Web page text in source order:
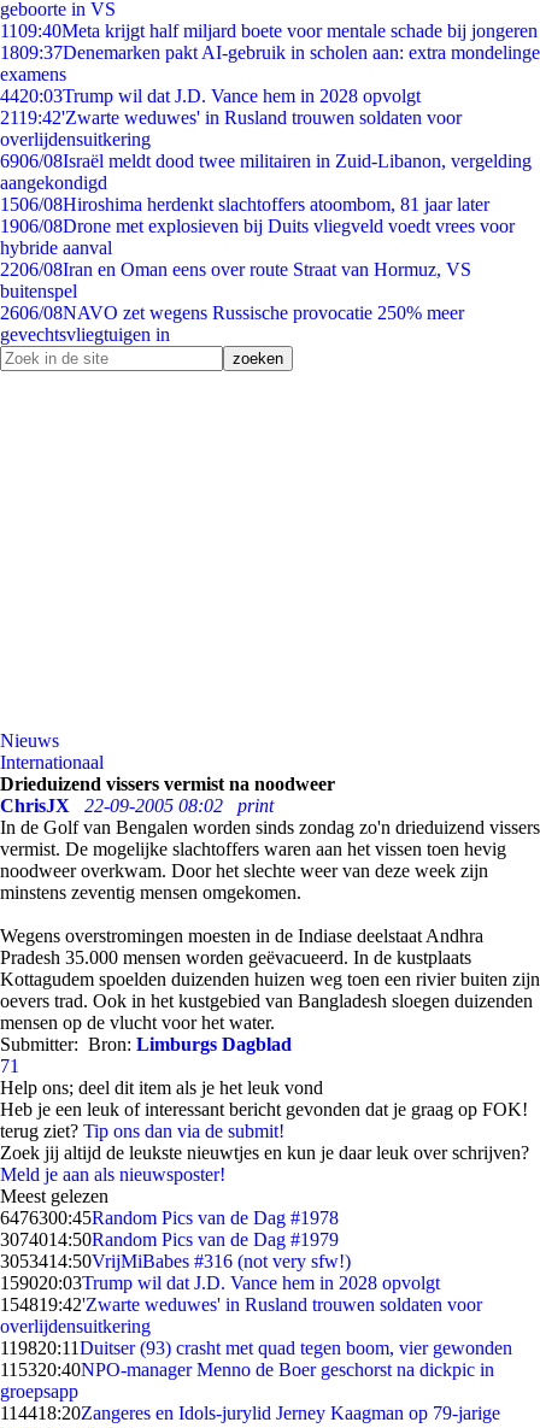
geboorte in VS
1109:40Meta krijgt half miljard boete voor mentale schade bij jongeren
1809:37Denemarken pakt AI-gebruik in scholen aan: extra mondelinge
examens
4420:03Trump wil dat J.D. Vance hem in 2028 opvolgt
2119:42'Zwarte weduwes' in Rusland trouwen soldaten voor
overlijdensuitkering
6906/08Israël meldt dood twee militairen in Zuid-Libanon, vergelding
aangekondigd
1506/08Hiroshima herdenkt slachtoffers atoombom, 81 jaar later
1906/08Drone met explosieven bij Duits vliegveld voedt vrees voor
hybride aanval
2206/08Iran en Oman eens over route Straat van Hormuz, VS
buitenspel
2606/08NAVO zet wegens Russische provocatie 250% meer
gevechtsvliegtuigen in
Nieuws
Internationaal
Drieduizend vissers vermist na noodweer
ChrisJX
22-09-2005 08:02
print
In de Golf van Bengalen worden sinds zondag zo'n drieduizend vissers
vermist. De mogelijke slachtoffers waren aan het vissen toen hevig
noodweer overkwam. Door het slechte weer van deze week zijn
minstens zeventig mensen omgekomen.
Wegens overstromingen moesten in de Indiase deelstaat Andhra
Pradesh 35.000 mensen worden geëvacueerd. In de kustplaats
Kottagudem spoelden duizenden huizen weg toen een rivier buiten zijn
oevers trad. Ook in het kustgebied van Bangladesh sloegen duizenden
mensen op de vlucht voor het water.
Submitter: Bron: Limburgs Dagblad
71
Help ons; deel dit item als je het leuk vond
Heb je een leuk of interessant bericht gevonden dat je graag op FOK!
terug ziet? Tip ons dan via de submit!
Zoek jij altijd de leukste nieuwtjes en kun je daar leuk over schrijven?
Meld je aan als nieuwsposter!
Meest gelezen
6476300:45Random Pics van de Dag #1978
3074014:50Random Pics van de Dag #1979
3053414:50VrijMiBabes #316 (not very sfw!)
159020:03Trump wil dat J.D. Vance hem in 2028 opvolgt
154819:42'Zwarte weduwes' in Rusland trouwen soldaten voor
overlijdensuitkering
119820:11Duitser (93) crasht met quad tegen boom, vier gewonden
115320:40NPO-manager Menno de Boer geschorst na dickpic in
groepsapp
114418:20Zangeres en Idols-jurylid Jerney Kaagman op 79-jarige